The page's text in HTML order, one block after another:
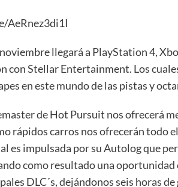
AeRnez3di1I
llegará a PlayStation 4,
con Stellar Entertainment. Los
en este mundo de las pistas y
de Hot Pursuit nos ofrecerá
rápidos carros nos ofrecerán todo
es impulsada por su Autolog que
como resultado una
DLC´s, dejándonos seis horas